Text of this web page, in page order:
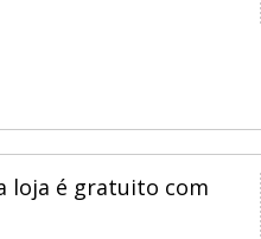
loja é gratuito com